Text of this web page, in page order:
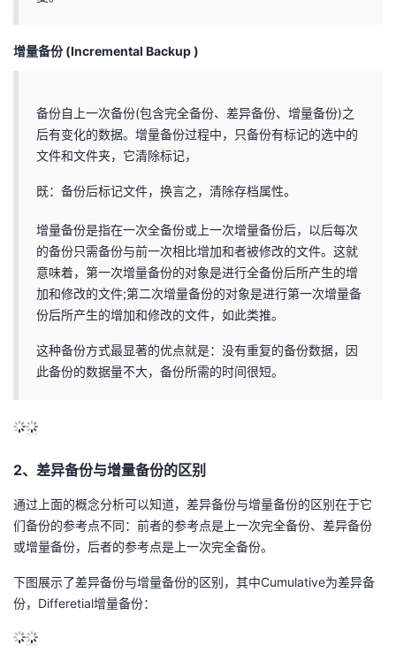
增量备份 (Incremental Backup )
备份自上一次备份(包含完全备份、差异备份、增量备份)之
后有变化的数据。增量备份过程中，只备份有标记的选中的
文件和文件夹，它清除标记，
既：备份后标记文件，换言之，清除存档属性。
增量备份是指在一次全备份或上一次增量备份后，以后每次
的备份只需备份与前一次相比增加和者被修改的文件。这就
意味着，第一次增量备份的对象是进行全备份后所产生的增
加和修改的文件;第二次增量备份的对象是进行第一次增量备
份后所产生的增加和修改的文件，如此类推。
这种备份方式最显著的优点就是：没有重复的备份数据，因
此备份的数据量不大，备份所需的时间很短。
2、差异备份与增量备份的区别
通过上面的概念分析可以知道，差异备份与增量备份的区别在于它
们备份的参考点不同：前者的参考点是上一次完全备份、差异备份
或增量备份，后者的参考点是上一次完全备份。
下图展示了差异备份与增量备份的区别，其中Cumulative为差异备
份，Differetial增量备份：